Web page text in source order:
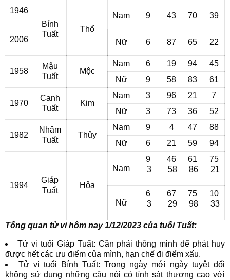
1946
2006
Bính
Tuất
Thổ
Nam 9 43 70 39
Nữ 6 87 65 22
1958
Mậu
Tuất
Mộc
Nam 6 19 94
45
Nữ
9 58 83 61
1970
Canh
Tuất
Kim
Nam 3 96 21
7
Nữ
3 73 36 52
1982
Nhâm
Tuất
Thủy
Nam 9 4 47
88
Nữ
6 21 59 94
1994
Giáp
Tuất
Hỏa
Nam
9
3
46
58
61
86
75
21
Nữ
6
3
67
29
75
98
10
33
Tổng quan tử vi hôm nay 1/12/2023 của tuổi Tuất:
Tử vi tuổi Giáp Tuất: Cần phải thông minh để phát huy
được hết các ưu điểm của mình, hạn chế đi điểm xấu.
Tử vi tuổi Bính Tuất: Trong ngày mới ngày tuyệt đối
không sử dụng những câu nói có tính sát thương cao với